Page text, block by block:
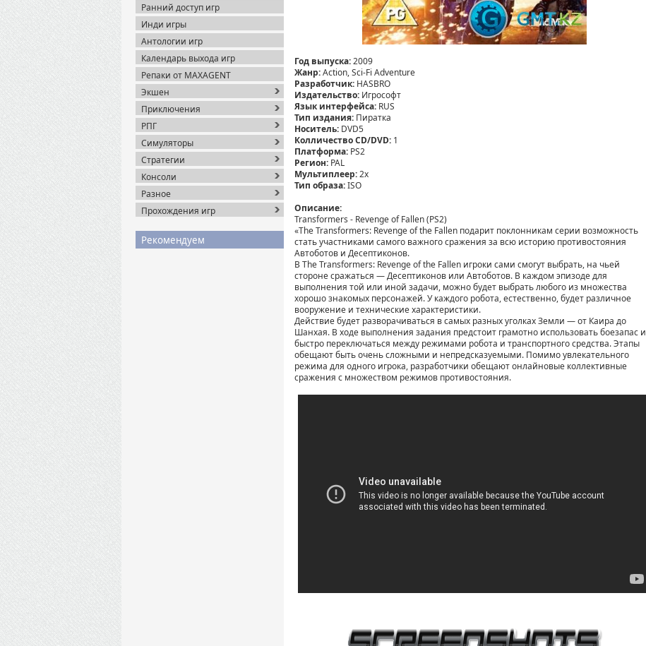
Ранний доступ игр
Инди игры
Антологии игр
Календарь выхода игр
Репаки от MAXAGENT
Экшен
Приключения
РПГ
Симуляторы
Стратегии
Консоли
Разное
Прохождения игр
Рекомендуем
Год выпуска:2009
Жанр:Action, Sci-Fi Adventure
Разработчик: HASBRO
Издательство: Игрософт
Язык интерфейса: RUS
Тип издания: Пиратка
Носитель: DVD5
Колличество CD/DVD: 1
Платформа: PS2
Регион: PAL
Мультиплеер:2х
Тип образа:ISO
Описание:
Transformers - Revenge of Fallen (PS2)
«The Transformers: Revenge of the Fallen подарит поклонникам серии возможность
стать участниками самого важного сражения за всю историю противостояния
Автоботов и Десептиконов.
В The Transformers: Revenge of the Fallen игроки сами смогут выбрать, на чьей
стороне сражаться — Десептиконов или Автоботов. В каждом эпизоде для
выполнения той или иной задачи, можно будет выбрать любого из множества
хорошо знакомых персонажей. У каждого робота, естественно, будет различное
вооружение и технические характеристики.
Действие будет разворачиваться в самых разных уголках Земли — от Каира до
Шанхая. В ходе выполнения задания предстоит грамотно использовать боезапас и
быстро переключаться между режимами робота и транспортного средства. Этапы
обещают быть очень сложными и непредсказуемыми. Помимо увлекательного
режима для одного игрока, разработчики обещают онлайновые коллективные
сражения с множеством режимов противостояния.